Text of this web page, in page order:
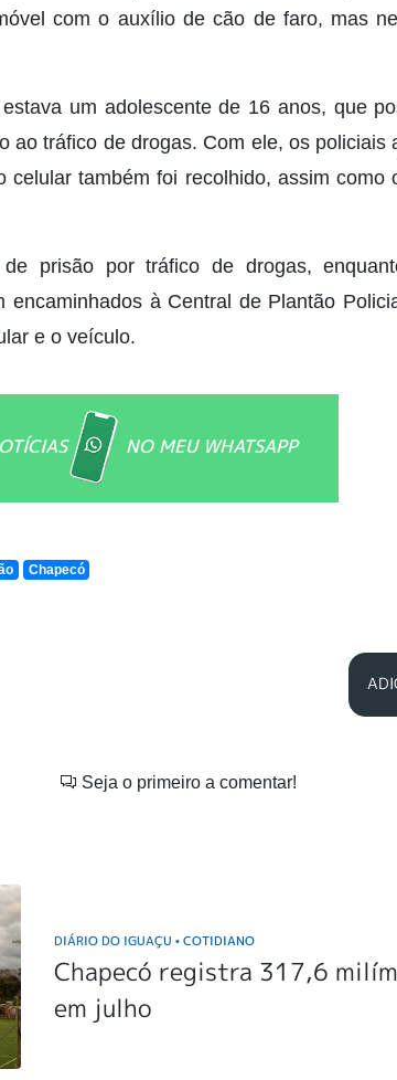
com o auxílio de cão de faro, mas
um adolescente de 16 anos, que
ao tráfico de drogas. Com ele, os policiais
celular também foi recolhido, assim como
prisão por tráfico de drogas,
encaminhados à Central de Plantão
e o veículo.
NO MEU WHATSAPP
Chapecó
Seja o primeiro a comentar!
DIÁRIO DO IGUAÇU• COTIDIANO
Chapecó registra 317,6
em julho